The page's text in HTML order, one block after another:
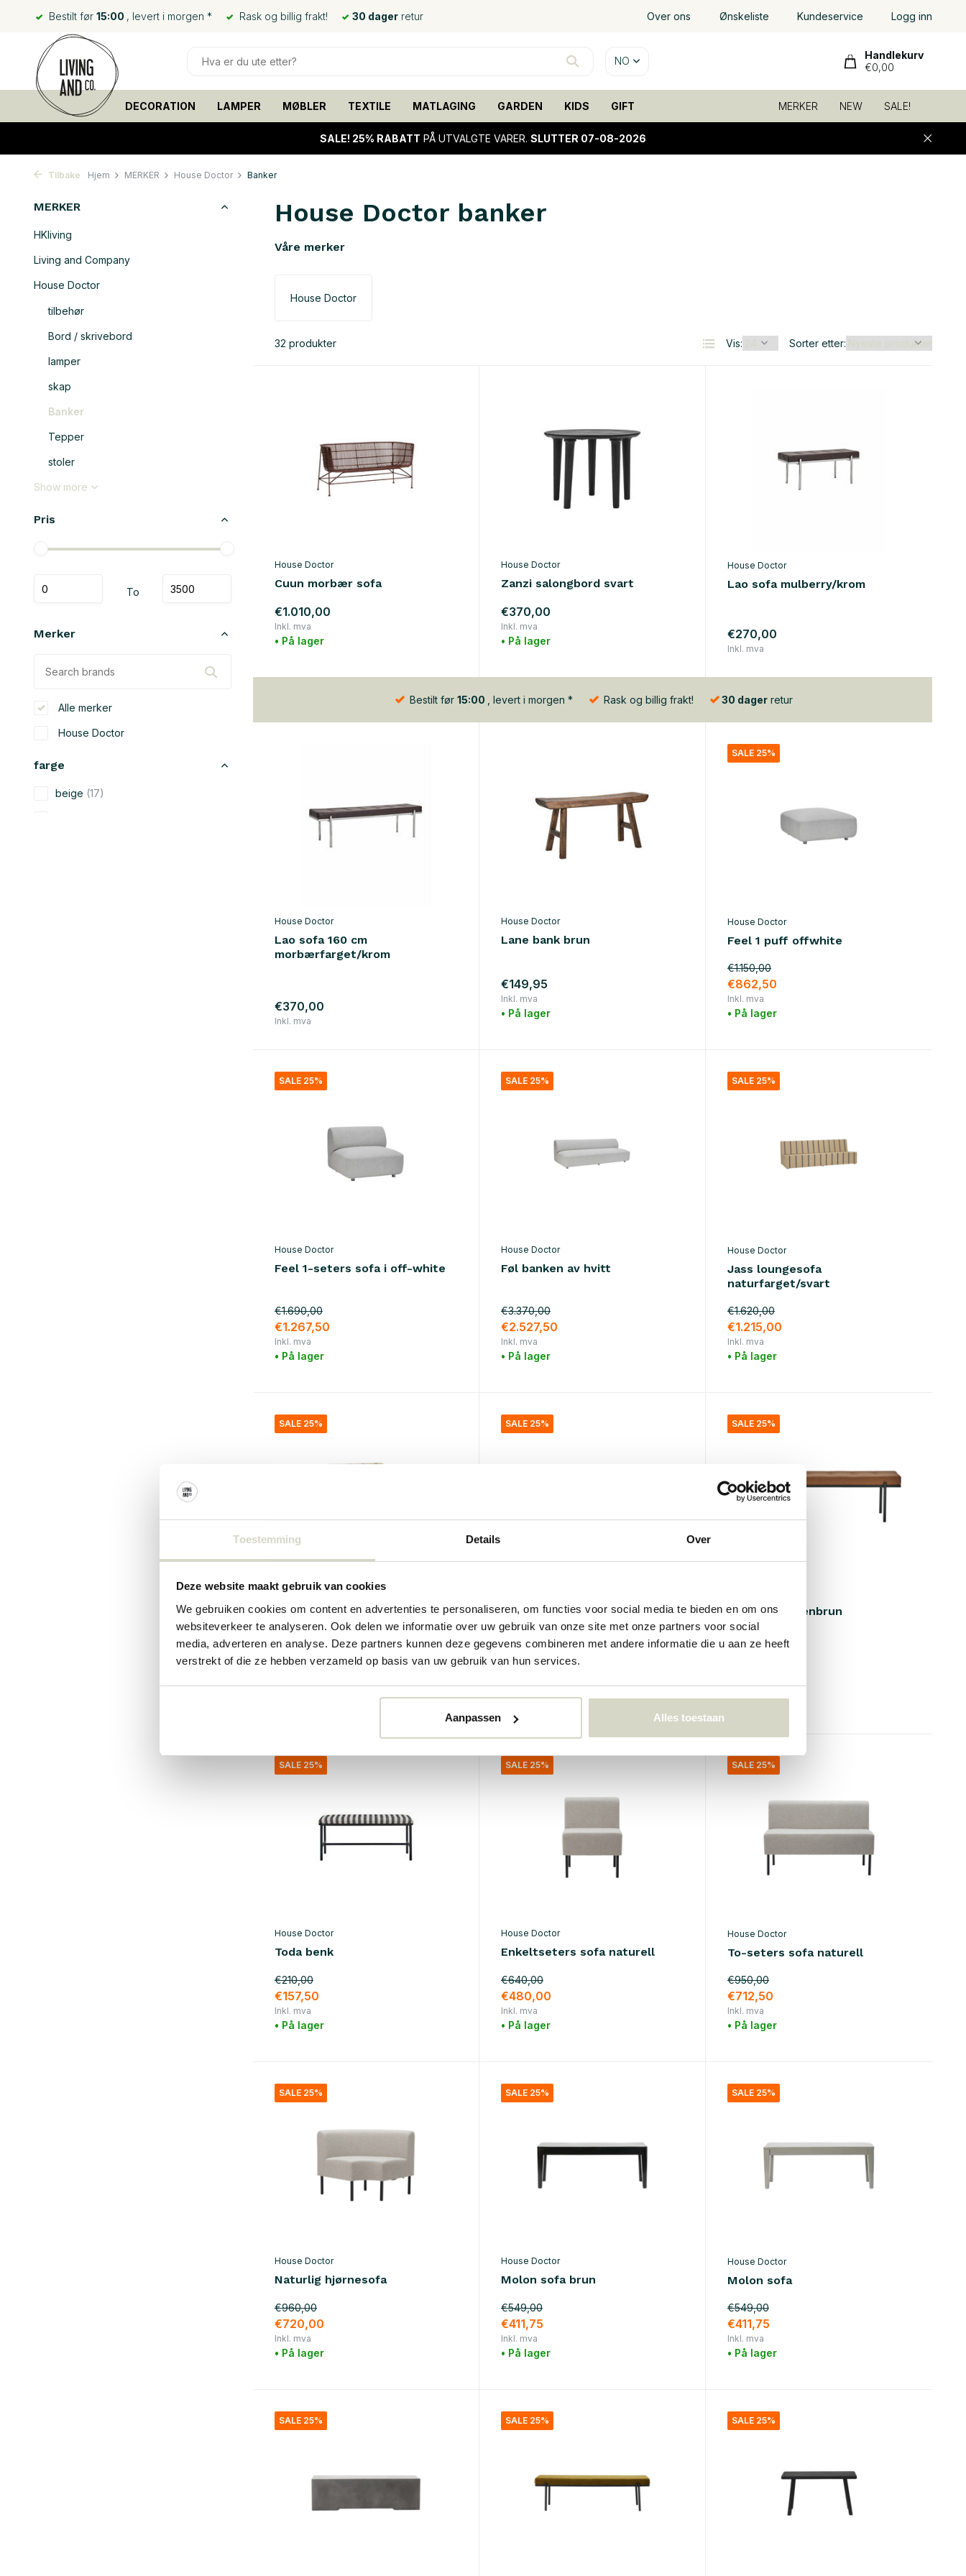
Toestemming Details Over
Deze website maakt gebruik van cookies
We gebruiken cookies om content en advertenties te personaliseren, om functies voor social media te bieden en om ons
websiteverkeer te analyseren. Ook delen we informatie over uw gebruik van onze site met onze partners voor social
media, adverteren en analyse. Deze partners kunnen deze gegevens combineren met andere informatie die u aan ze heeft
verstrekt of die ze hebben verzameld op basis van uw gebruik van hun services.
Aanpassen Alles toestaan
Bestilt før 15:00 , levert i morgen * Rask og billig frakt! 30 dager retur Over ons Ønskeliste Kundeservice Logg inn
NO
Handlekurv
€0,00
DECORATION LAMPER MØBLER TEXTILE MATLAGING GARDEN KIDS GIFT MERKER NEW SALE!
SALE! 25% RABATT PÅ UTVALGTE VARER. SLUTTER 07-08-2026
Tilbake Hjem MERKER House Doctor Banker
MERKER
HKliving
Living and Company
House Doctor
tilbehør
Bord / skrivebord
lamper
skap
Banker
Tepper
stoler
Show more
Pris
To
Merker
Alle merker
House Doctor
farge
beige (17)
House Doctor banker
Våre merker
House Doctor
32 produkter Vis: Sorter etter:
House Doctor
Cuun morbær sofa
€1.010,00
Inkl. mva
• På lager
House Doctor
Zanzi salongbord svart
€370,00
Inkl. mva
• På lager
House Doctor
Lao sofa mulberry/krom
€270,00
Inkl. mva
Bestilt før 15:00 , levert i morgen * Rask og billig frakt! 30 dagerretur
House Doctor
Lao sofa 160 cm
morbærfarget/krom
€370,00
Inkl. mva
House Doctor
Lane bank brun
€149,95
Inkl. mva
• På lager
SALE 25%
House Doctor
Feel 1 puff offwhite
€1.150,00
€862,50
Inkl. mva
• På lager
SALE 25%
House Doctor
Feel 1-seters sofa i off-white
€1.690,00
€1.267,50
Inkl. mva
• På lager
SALE 25%
House Doctor
Føl banken av hvitt
€3.370,00
€2.527,50
Inkl. mva
• På lager
SALE 25%
House Doctor
Jass loungesofa
naturfarget/svart
€1.620,00
€1.215,00
Inkl. mva
• På lager
SALE 25%
House Doctor
Jass lenestol
naturfarget/svart
€540,00
€405,00
SALE 25%
Lao bank boucle
€277,50
• På lager
SALE 25%
Lao sofa gyllenbrun
• På lager
SALE 25%
House Doctor
Toda benk
€210,00
€157,50
Inkl. mva
• På lager
SALE 25%
House Doctor
Enkeltseters sofa naturell
€640,00
€480,00
Inkl. mva
• På lager
SALE 25%
House Doctor
To-seters sofa naturell
€950,00
€712,50
Inkl. mva
• På lager
SALE 25%
House Doctor
Naturlig hjørnesofa
€960,00
€720,00
Inkl. mva
• På lager
SALE 25%
House Doctor
Molon sofa brun
€549,00
€411,75
Inkl. mva
• På lager
SALE 25%
House Doctor
Molon sofa
€549,00
€411,75
Inkl. mva
• På lager
SALE 25% SALE 25% SALE 25%